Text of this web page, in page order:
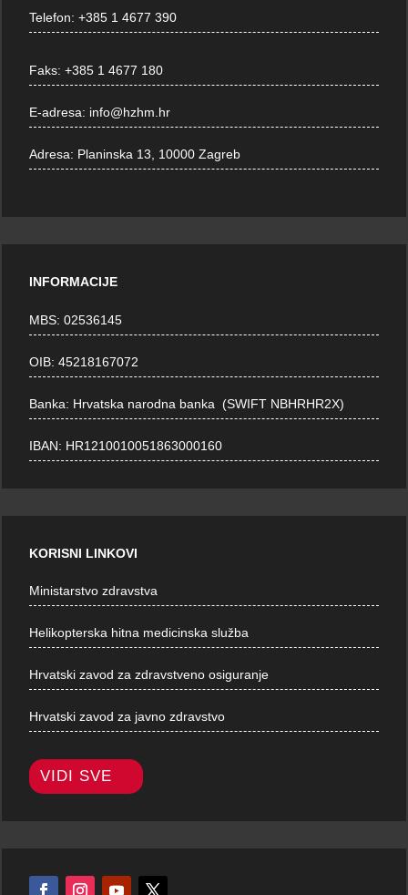
Telefon:+385 1 4677 390
Faks:+385 1 4677 180
E-adresa: info@hzhm.hr
Adresa: Planinska 13, 10000 Zagreb
INFORMACIJE
MBS: 02536145
OIB: 45218167072
Banka: Hrvatska narodna banka (SWIFT NBHRHR2X)
IBAN: HR1210010051863000160
KORISNI LINKOVI
Ministarstvo zdravstva
Helikopterska hitna medicinska služba
Hrvatski zavod za zdravstveno osiguranje
Hrvatski zavod za javno zdravstvo
VIDI SVE